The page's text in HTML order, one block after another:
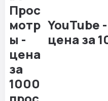
YouTube
цена за